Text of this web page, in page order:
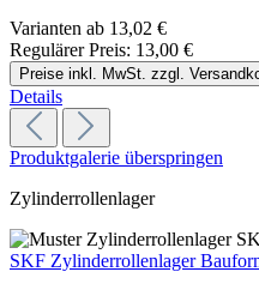
Varianten ab 13,02 €
Regulärer Preis: 13,00 €
Preise inkl. MwSt. zzgl.
Details
Produktgalerie überspringen
Zylinderrollenlager
SKF Zylinderrollenlager